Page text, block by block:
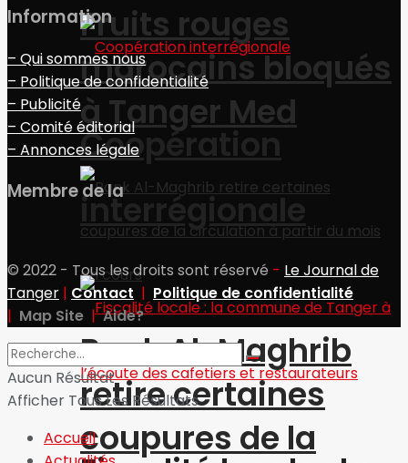
Fruits rouges
marocains bloqués
à Tanger Med
Bank Al-Maghrib
retire certaines
coupures de la
Coopération
interrégionale
Information
– Qui sommes nous
– Politique de confidentialité
– Publicité
– Comité éditorial
– Annonces légale
Membre de la
© 2022 - Tous les droits sont réservé - Le Journal de
Tanger | Contact | Politique de confidentialité
| Map Site |Aide?
Aucun Résultat
Afficher Tous Les Résultats
Accueil